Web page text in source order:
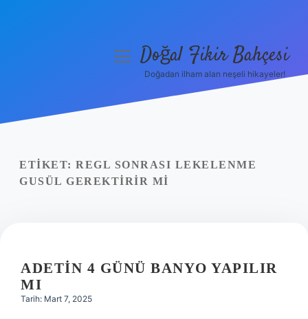
Yasal Uyarı
menüyüDoğal Fikir Bahçesi
Doğadan ilham alan neşeli hikayeler!
ETIKET: REGL SONRASI LEKELENME
GUSÜL GEREKTIRIR MI
ADETIN 4 GÜNÜ BANYO YAPILIR
MI
Tarih: Mart 7, 2025